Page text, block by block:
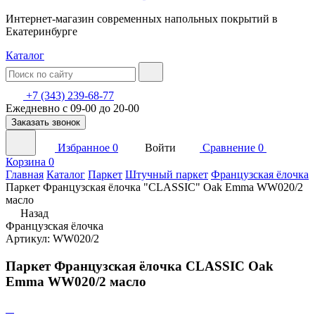
Интернет-магазин современных напольных покрытий в
Екатеринбурге
Каталог
+7 (343) 239-68-77
Ежедневно с 09-00 до 20-00
Заказать звонок
Избранное 0 Войти Сравнение 0
Корзина 0
Главная Каталог Паркет Штучный паркет Французская ёлочка
Паркет Французская ёлочка "CLASSIC" Oak Emma WW020/2
масло
Назад
Французская ёлочка
Артикул: WW020/2
Паркет Французская ёлочка CLASSIC Oak
Emma WW020/2 масло